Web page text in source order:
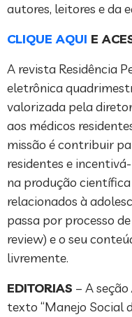
autores, leitores e da
CLIQUE AQUI E
A revista Residência
eletrônica
valorizada pela
aos médicos
missão é contribuir
residentes e
na produção
relacionados à
passa por processo
review) e o seu
livremente.
EDITORIAS – A seção
texto “Manejo Social